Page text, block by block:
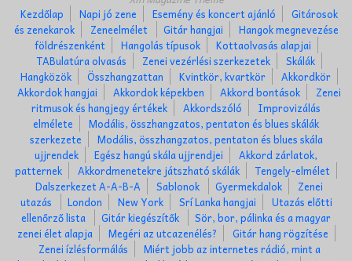
Kezdőlap
Napi jó zene Esemény és koncert ajánló
Gitárosok
és zenekarok
Zeneelmélet Gitár hangjai
Hangok megnevezése
földrészenként
Hangolás típusok
Kottaolvasás alapjai
TABulatúra olvasás
Zenei vezérlési szerkezetek
Skálák
Hangközök
Összhangzattan Kvintkör, kvartkör
Akkordkör
Akkordok hangjai
Akkordok képekben Akkord bontások
Zenei
ritmusok és hangjegy értékek
Akkordszóló
Improvizálás
elmélete
Modális, összhangzatos, pentaton és blues skálák
szerkezete
Modális, összhangzatos, pentaton és blues skála
ujjrendek
Egész hangú skála ujjrendjei
Akkord zárlatok,
patternek
Akkordmenetekre játszható skálák
Tengely-elmélet
Dalszerkezet A-A-B-A
Sablonok Gyermekdalok
Zenei
utazás
London New York Srí Lanka hangjai
Utazás előtti
ellenőrző lista
Gitár kiegészítők
Sör, bor, pálinka és a magyar
zenei élet alapja
Megéri az utcazenélés?
Gitár hang rögzítése
Zenei ízlésformálás
Miért jobb az internetes rádió, mint a